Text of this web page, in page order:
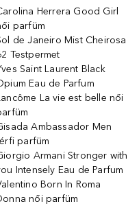
Herrera Good Girl
parfüm
de Janeiro Mist Cheirosa
Testpermet
Saint Laurent Black
Eau de Parfum
La vie est belle női
Ambassador Men
parfüm
Armani Stronger with
Intensely Eau de Parfum
Born In Roma
női parfüm